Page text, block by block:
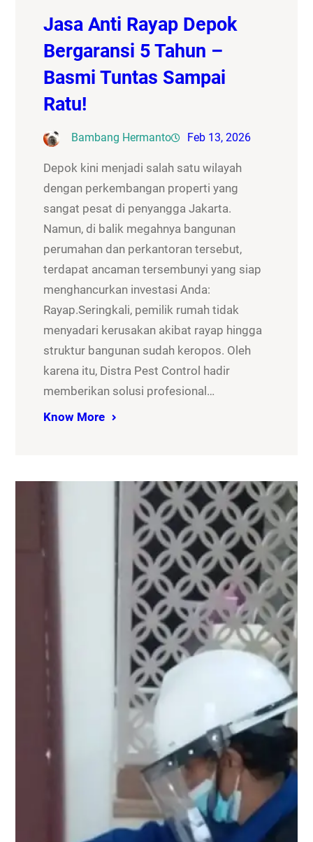
Jasa Anti Rayap Depok
Bergaransi 5 Tahun –
Basmi Tuntas Sampai
Ratu!
Bambang Hermanto Feb 13, 2026
Depok kini menjadi salah satu wilayah
dengan perkembangan properti yang
sangat pesat di penyangga Jakarta.
Namun, di balik megahnya bangunan
perumahan dan perkantoran tersebut,
terdapat ancaman tersembunyi yang siap
menghancurkan investasi Anda:
Rayap.Seringkali, pemilik rumah tidak
menyadari kerusakan akibat rayap hingga
struktur bangunan sudah keropos. Oleh
karena itu, Distra Pest Control hadir
memberikan solusi profesional…
Know More